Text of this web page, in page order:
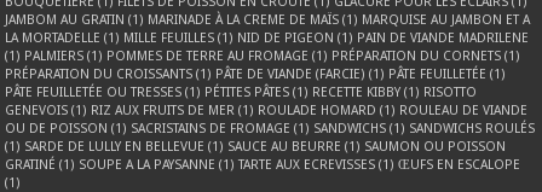
JAMBOM AU GRATIN (1) MARINADE À LA CREME DE MAÏS (1) MARQUISE AU JAMBON ET A
LA MORTADELLE (1) MILLE FEUILLES (1) NID DE PIGEON (1) PAIN DE VIANDE MADRILENE
(1) PALMIERS (1) POMMES DE TERRE AU FROMAGE (1) PRÉPARATION DU CORNETS (1)
PRÉPARATION DU CROISSANTS (1) PÂTE DE VIANDE (FARCIE) (1) PÂTE FEUILLETÉE (1)
PÂTE FEUILLETÉE OU TRESSES (1) PÉTITES PÂTES (1) RECETTE KIBBY (1) RISOTTO
GENEVOIS (1) RIZ AUX FRUITS DE MER (1) ROULADE HOMARD (1) ROULEAU DE VIANDE
OU DE POISSON (1) SACRISTAINS DE FROMAGE (1) SANDWICHS (1) SANDWICHS ROULÉS
(1) SARDE DE LULLY EN BELLEVUE (1) SAUCE AU BEURRE (1) SAUMON OU POISSON
GRATINÉ (1) SOUPE A LA PAYSANNE (1) TARTE AUX ECREVISSES (1) ŒUFS EN ESCALOPE
(1)